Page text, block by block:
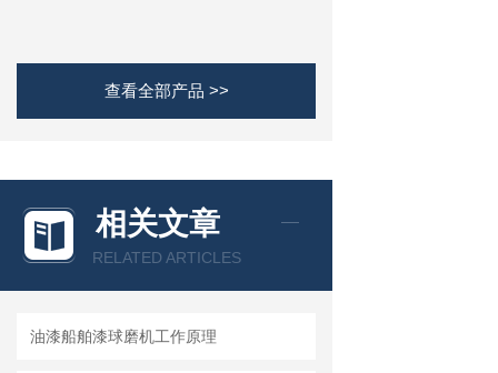
查看全部产品 >>
相关文章
RELATED ARTICLES
油漆船舶漆球磨机工作原理